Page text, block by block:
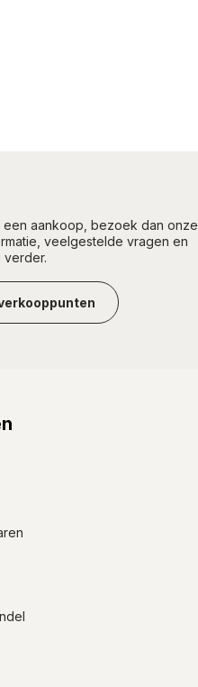
aankoop, bezoek dan onze
veelgestelde vragen en
verder.